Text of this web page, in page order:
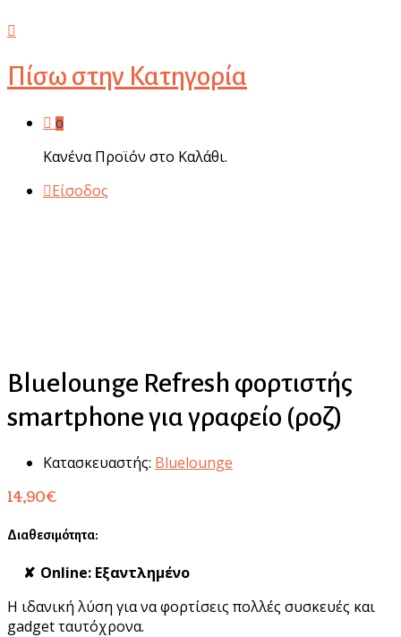
Πίσω στην Κατηγορία
0
Κανένα Προϊόν στο Καλάθι.
Είσοδος
Bluelounge Refresh φορτιστής
smartphone για γραφείο (ροζ)
Κατασκευαστής: Bluelounge
14,90€
Διαθεσιμότητα:
Online: Εξαντλημένο
Η ιδανική λύση για να φορτίσεις πολλές συσκευές και
gadget ταυτόχρονα.